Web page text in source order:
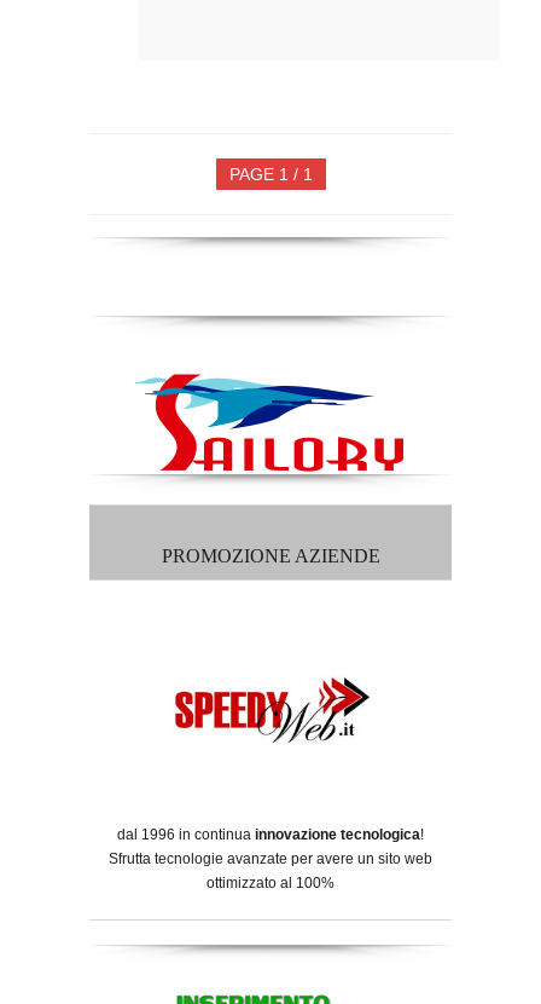
PAGE 1 / 1
PROMOZIONE AZIENDE
dal 1996 in continua innovazione tecnologica!
Sfrutta tecnologie avanzate per avere un sito web
ottimizzato al 100%